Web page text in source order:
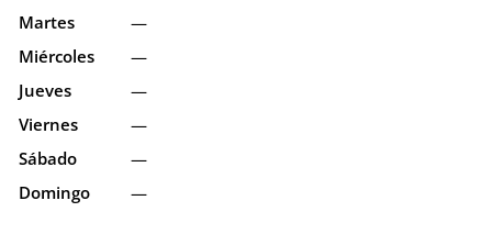
Martes
—
Miércoles
—
Jueves
—
Viernes
—
Sábado
—
Domingo
—